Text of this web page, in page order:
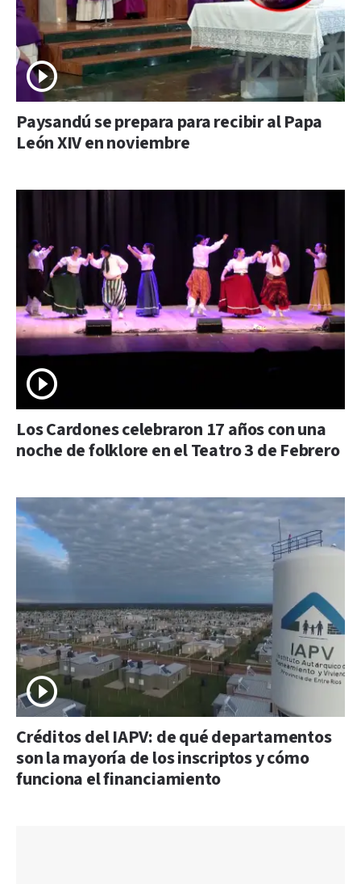
Paysandú se prepara para recibir al Papa
León XIV en noviembre
Los Cardones celebraron 17 años con una
noche de folklore en el Teatro 3 de Febrero
Créditos del IAPV: de qué departamentos
son la mayoría de los inscriptos y cómo
funciona el financiamiento